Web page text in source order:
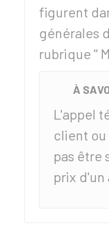
figurent
générales
rubrique "
À
L'appel
client
pas être
prix d'un